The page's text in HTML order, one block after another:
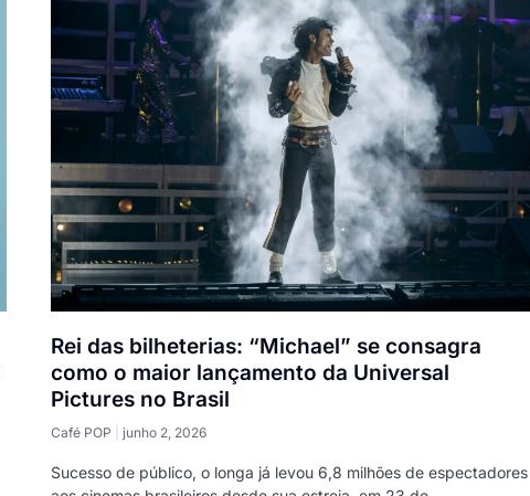
Rei das bilheterias: “Michael” se consagra
como o maior lançamento da Universal
Pictures no Brasil
Café POP junho 2, 2026
Sucesso de público, o longa já levou 6,8 milhões de espectadores